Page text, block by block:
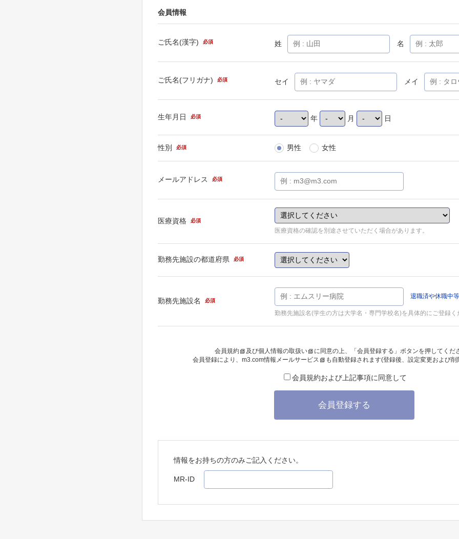
会員情報
ご氏名(漢字) 必須 姓 名
ご氏名(フリガナ) 必須 セイ メイ
生年月日 必須 年 月 日
性別 必須 男性 女性
メールアドレス 必須
医療資格 必須
医療資格の確認を別途させていただく場合があります。
勤務先施設の都道府県 必須
勤務先施設名 必須
退職済や休職中
勤務先施設名(学生の方は大学名・専門学校名)を具体的にご登録く
会員規約 及び個人情報の取扱い
に同意の上、「会員登録する」ボタンを押してくだ
会員登録により、 m3.com情報メールサービス も自動登録されます(登録後、設定変更および
会員規約および上記事項に同意して
会員登録する
情報をお持ちの方のみご記入ください。
MR-ID